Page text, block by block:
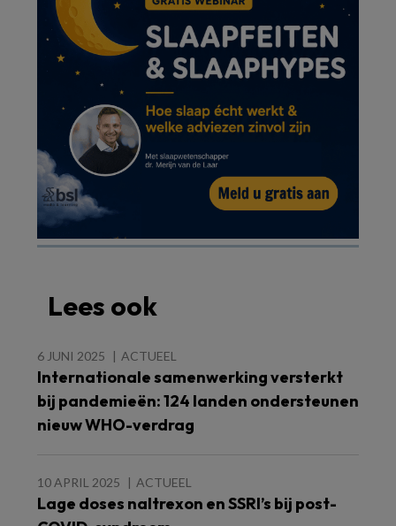
Lees ook
6 JUNI 2025 ACTUEEL
Internationale samenwerking versterkt
bij pandemieën: 124 landen ondersteunen
nieuw WHO-verdrag
10 APRIL 2025 ACTUEEL
Lage doses naltrexon en SSRI’s bij post-